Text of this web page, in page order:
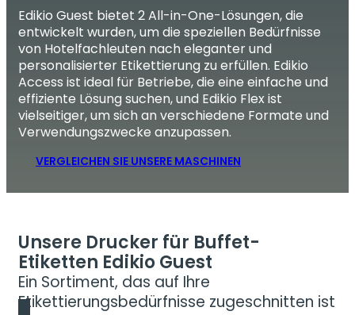
Edikio Guest bietet 2 All-in-One-Lösungen, die
entwickelt wurden, um die speziellen Bedürfnisse
von Hotelfachleuten nach eleganter und
personalisierter Etikettierung zu erfüllen. Edikio
Access ist ideal für Betriebe, die eine einfache und
effiziente Lösung suchen, und Edikio Flex ist
vielseitiger, um sich an verschiedene Formate und
Verwendungszwecke anzupassen.
VERGLEICHEN SIE UNSERE MASCHINEN
Unsere Drucker für Buffet-
Etiketten Edikio Guest
Ein Sortiment, das auf Ihre
Etikettierungsbedürfnisse zugeschnitten ist